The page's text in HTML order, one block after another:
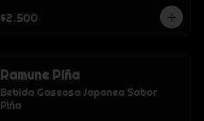
$2.500
Ramune Piña
Bebida Gaseosa Japonea Sabor
Piña